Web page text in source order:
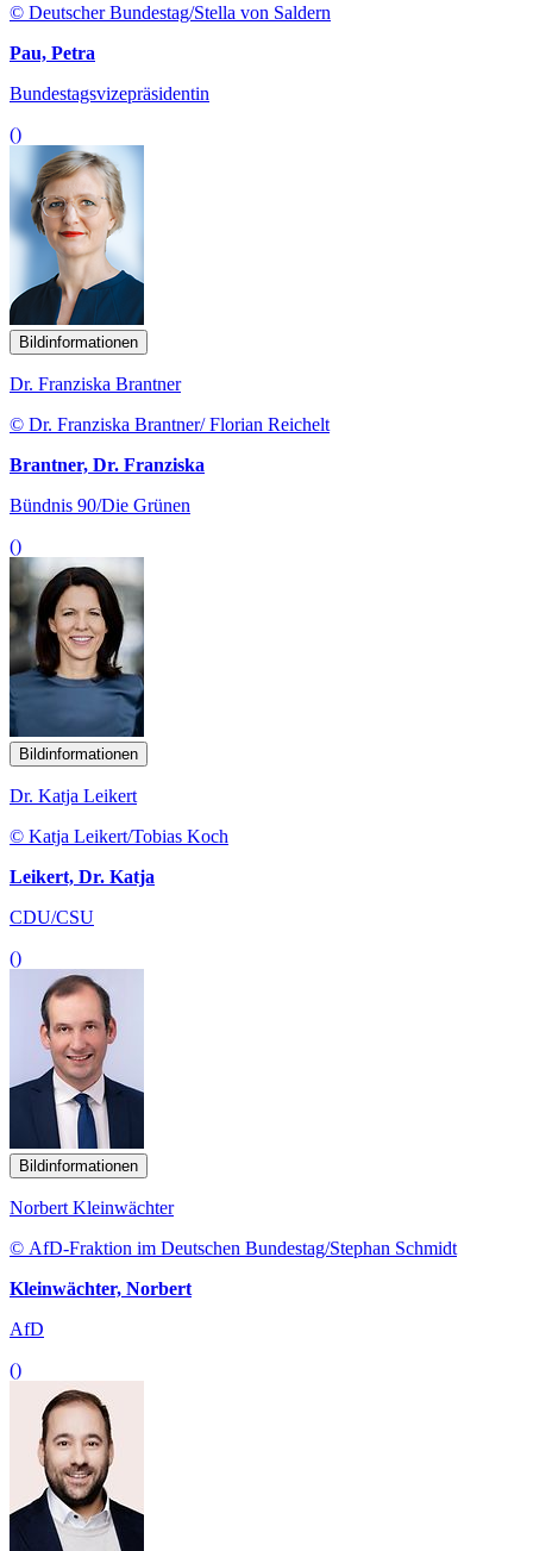
© Deutscher Bundestag/Stella von Saldern
Pau, Petra
Bundestagsvizepräsidentin
()
Bildinformationen
Dr. Franziska Brantner
© Dr. Franziska Brantner/ Florian Reichelt
Brantner, Dr. Franziska
Bündnis 90/Die Grünen
()
Bildinformationen
Dr. Katja Leikert
© Katja Leikert/Tobias Koch
Leikert, Dr. Katja
CDU/CSU
()
Bildinformationen
Norbert Kleinwächter
© AfD-Fraktion im Deutschen Bundestag/Stephan Schmidt
Kleinwächter, Norbert
AfD
()